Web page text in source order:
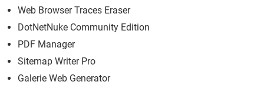
Web Browser Traces Eraser
DotNetNuke Community Edition
PDF Manager
Sitemap Writer Pro
Galerie Web Generator